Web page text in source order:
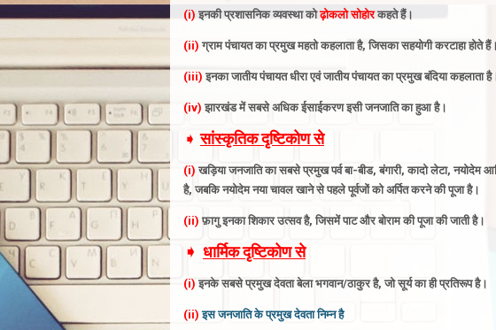
(i) इनकी प्रशासनिक व्यवस्था कोढ़ोकलो सोहोरकहते हैं।
(ii) ग्राम पंचायत का प्रमुख महतो कहलाता है, जिसका सहयोगी करटाहा होते हैं।
(iii) इनका जातीय पंचायत धीरा एवं जातीय पंचायत का प्रमुख बंदिया कहलाता है
(iv) झारखंड में सबसे अधिक ईसाईकरण इसी जनजाति का हुआ है।
➧सांस्कृतिक दृष्टिकोण से
(i) खड़िया जनजाति का सबसे प्रमुख पर्व बा-बीड, बंगारी, कादो लेटा, नयोदेम
है, जबकिनयोदेमनया चावल खाने से पहले पूर्वजों को अर्पित करने की पूजा है।
(ii) फ़ागु इनका शिकार उत्सव है, जिसमें पाट और बोराम की पूजा की जाती है।
➧ धार्मिक दृष्टिकोण से
(i) इनके सबसे प्रमुख देवता बेला भगवान/ठाकुर है, जो सूर्य का ही प्रतिरूप है।
(ii) इस जनजाति के प्रमुख देवता निम्न है